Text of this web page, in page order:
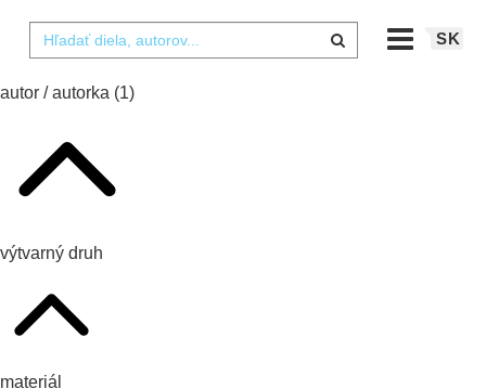
SK
autor / autorka (1)
výtvarný druh
materiál